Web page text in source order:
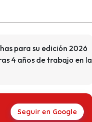
para su edición 2026
4 años de trabajo en la
Seguir en Google